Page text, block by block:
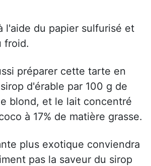
l'aide du papier sulfurisé et
froid.
préparer cette tarte en
d'érable par 100 g de
blond, et le lait concentré
à 17% de matière grasse.
plus exotique conviendra
pas la saveur du sirop